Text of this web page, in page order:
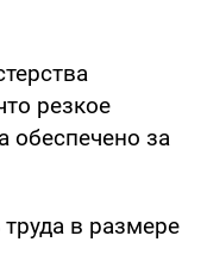
резкое
обеспечено за
в размере